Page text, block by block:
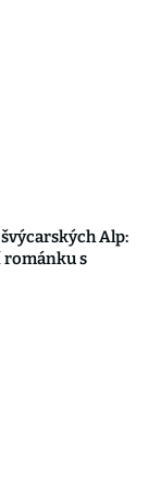
Alp:
románku s